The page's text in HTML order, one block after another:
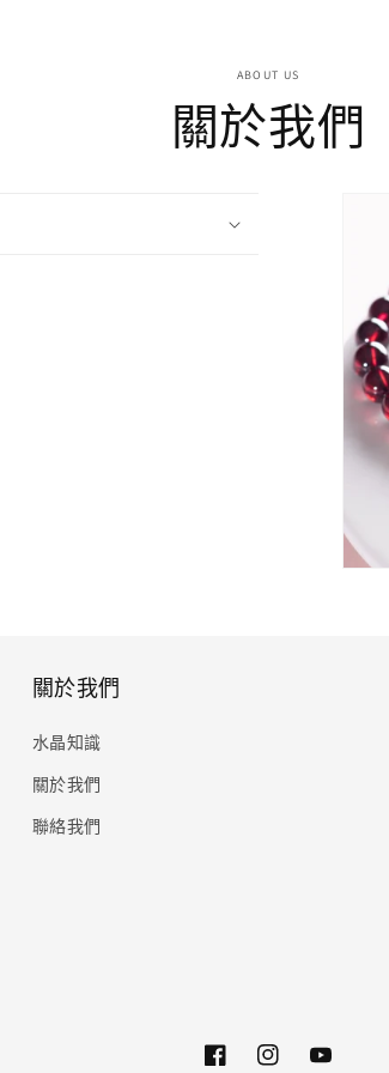
ABOUT US
關於我們
關於我們
水晶知識
關於我們
聯絡我們
FacebookInstagramYouTube